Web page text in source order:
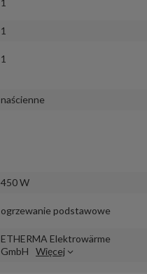
1
1
1
naścienne
450 W
ogrzewanie podstawowe
ETHERMA Elektrowärme
GmbH
Więcej